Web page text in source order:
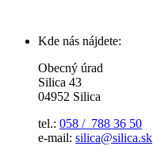
Kde nás nájdete:
Obecný úrad
Silica 43
04952 Silica
tel.: 058 / 788 36 50
e-mail: silica@silica.sk